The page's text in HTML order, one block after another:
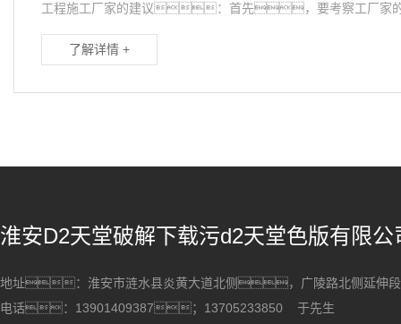
工程施工厂家的建议：首先，要考察工厂家
了解详情 +
淮安D2天堂破解下载污d2天堂色版有限公
地址：淮安市涟水县炎黄大道北侧，广陵路北侧延伸
电话：13901409387；13705233850 于先生